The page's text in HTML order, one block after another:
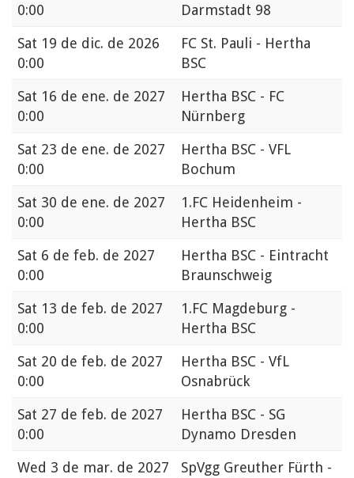
0:00
Darmstadt 98
Sat 19 de dic. de 2026
0:00
FC St. Pauli - Hertha
BSC
Sat 16 de ene. de 2027
0:00
Hertha BSC - FC
Nürnberg
Sat 23 de ene. de 2027
0:00
Hertha BSC - VFL
Bochum
Sat 30 de ene. de 2027
0:00
1.FC Heidenheim -
Hertha BSC
Sat 6 de feb. de 2027
0:00
Hertha BSC - Eintracht
Braunschweig
Sat 13 de feb. de 2027
0:00
1.FC Magdeburg -
Hertha BSC
Sat 20 de feb. de 2027
0:00
Hertha BSC - VfL
Osnabrück
Sat 27 de feb. de 2027
0:00
Hertha BSC - SG
Dynamo Dresden
Wed 3 de mar. de 2027
SpVgg Greuther Fürth -